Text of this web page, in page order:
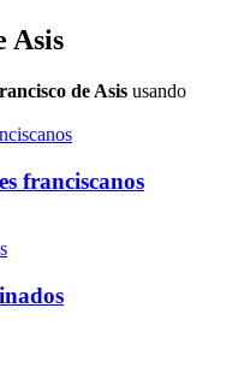
Asis
de Asis usando
franciscanos